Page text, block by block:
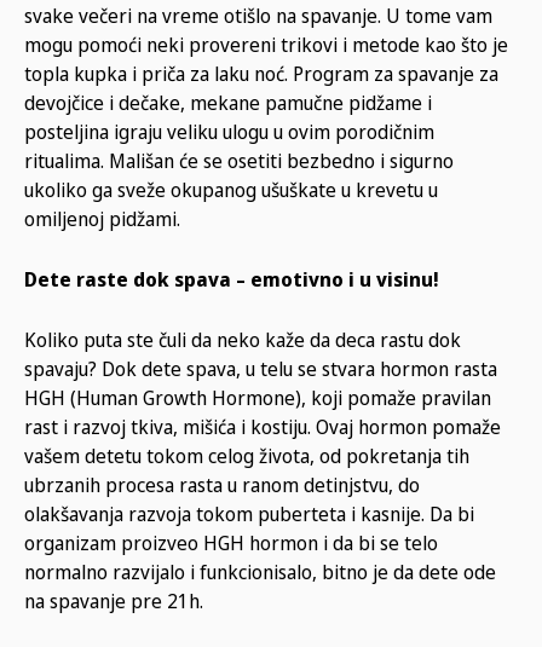
svake večeri na vreme otišlo na spavanje. U tome vam
mogu pomoći neki provereni trikovi i metode kao što je
topla kupka i priča za laku noć. Program za spavanje za
devojčice i dečake, mekane pamučne pidžame i
posteljina igraju veliku ulogu u ovim porodičnim
ritualima. Mališan će se osetiti bezbedno i sigurno
ukoliko ga sveže okupanog ušuškate u krevetu u
omiljenoj pidžami.
Dete raste dok spava – emotivno i u visinu!
Koliko puta ste čuli da neko kaže da deca rastu dok
spavaju? Dok dete spava, u telu se stvara hormon rasta
HGH (Human Growth Hormone), koji pomaže pravilan
rast i razvoj tkiva, mišića i kostiju. Ovaj hormon pomaže
vašem detetu tokom celog života, od pokretanja tih
ubrzanih procesa rasta u ranom detinjstvu, do
olakšavanja razvoja tokom puberteta i kasnije. Da bi
organizam proizveo HGH hormon i da bi se telo
normalno razvijalo i funkcionisalo, bitno je da dete ode
na spavanje pre 21h.